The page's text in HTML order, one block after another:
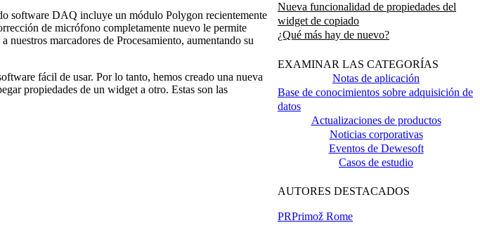
Nueva funcionalidad de propiedades del
widget de copiado
¿Qué más hay de nuevo?
EXAMINAR LAS CATEGORÍAS
Notas de aplicación
Base de conocimientos sobre adquisición de
datos
Actualizaciones de productos
Noticias corporativas
Eventos de Dewesoft
Casos de estudio
AUTORES DESTACADOS
PRPrimož Rome
software DAQ incluye un módulo Polygon recientemente
de micrófono completamente nuevo le permite
nuestros marcadores de Procesamiento, aumentando su
fácil de usar. Por lo tanto, hemos creado una nueva
propiedades de un widget a otro. Estas son las